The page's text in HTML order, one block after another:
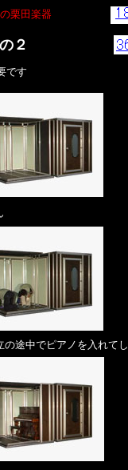
栗田楽器
２
です
の途中でピアノを入れて